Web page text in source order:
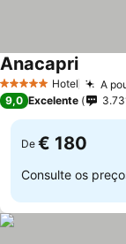
5 Estrelas Hotel A
Anacapri
9,0 Excelente
De € 180
Consulte os